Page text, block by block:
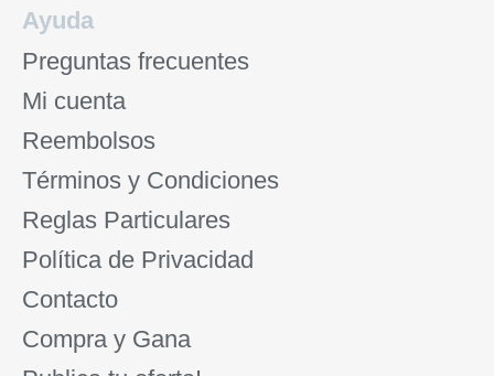
Ayuda
Preguntas frecuentes
Mi cuenta
Reembolsos
Términos y Condiciones
Reglas Particulares
Política de Privacidad
Contacto
Compra y Gana